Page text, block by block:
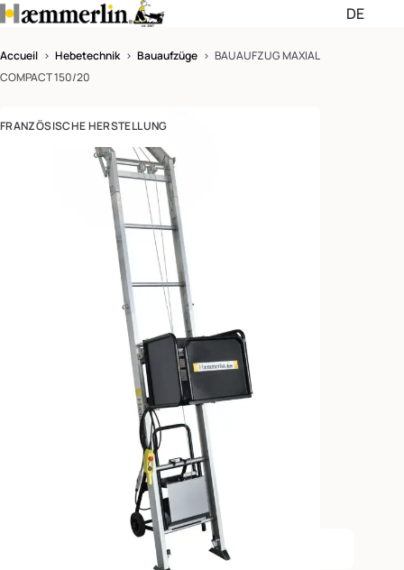
Passer les menus deDE
Accueil > Hebetechnik> Bauaufzüge > BAUAUFZUG MAXIAL
COMPACT 150/20
FRANZÖSISCHE HERSTELLUNG
Passer le pied de page et